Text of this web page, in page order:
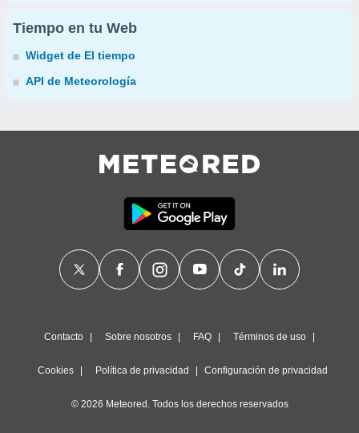
Tiempo en tu Web
Widget de El tiempo
API de Meteorología
Contacto Sobre nosotros FAQ Términos de uso
Cookies Política de privacidad Configuración de privacidad
© 2026 Meteored. Todos los derechos reservados